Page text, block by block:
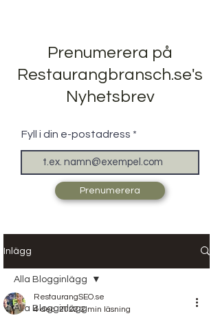
Prenumerera på
Restaurangbransch.se's
Nyhetsbrev
Fyll i din e-postadress
Prenumerera
Inlägg
Alla Blogginlägg
Alla Blogginlägg
RestaurangSEO.se
4 dec. 2022 2 min läsning